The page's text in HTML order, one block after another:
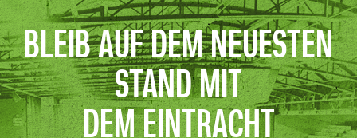
BLEIB AUF DEM NEUESTEN
STAND MIT
DEM EINTRACHT